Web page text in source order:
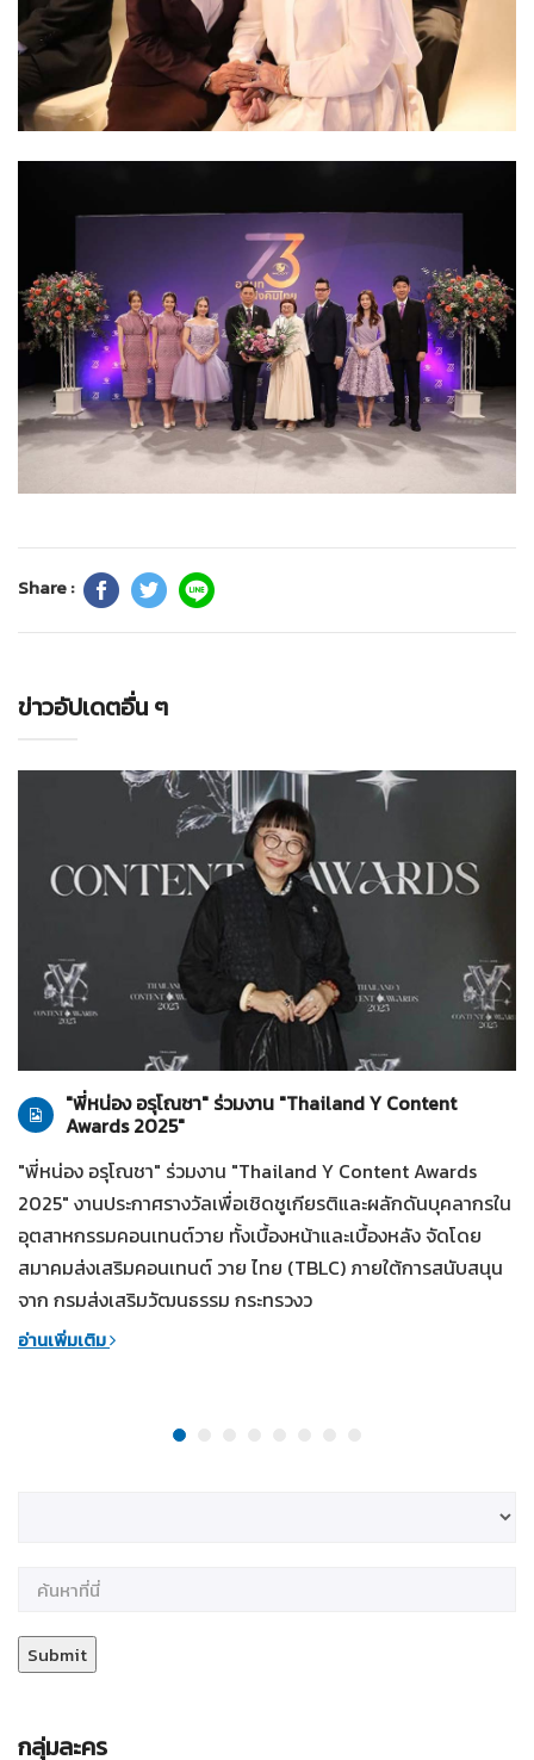
Share :
ข่าวอัปเดตอื่น ๆ
28-07-2569
"พี่หน่อง อรุโณชา" ร่วมงาน "Thailand Y Content
Awards 2025"
"พี่หน่อง อรุโณชา" ร่วมงาน "Thailand Y Content Awards
2025" งานประกาศรางวัลเพื่อเชิดชูเกียรติและผลักดันบุคลากรใน
อุตสาหกรรมคอนเทนต์วาย ทั้งเบื้องหน้าและเบื้องหลัง จัดโดย
สมาคมส่งเสริมคอนเทนต์ วาย ไทย (TBLC) ภายใต้การสนับสนุน
จาก กรมส่งเสริมวัฒนธรรม กระทรวงว
อ่านเพิ่มเติม
กลุ่มละคร